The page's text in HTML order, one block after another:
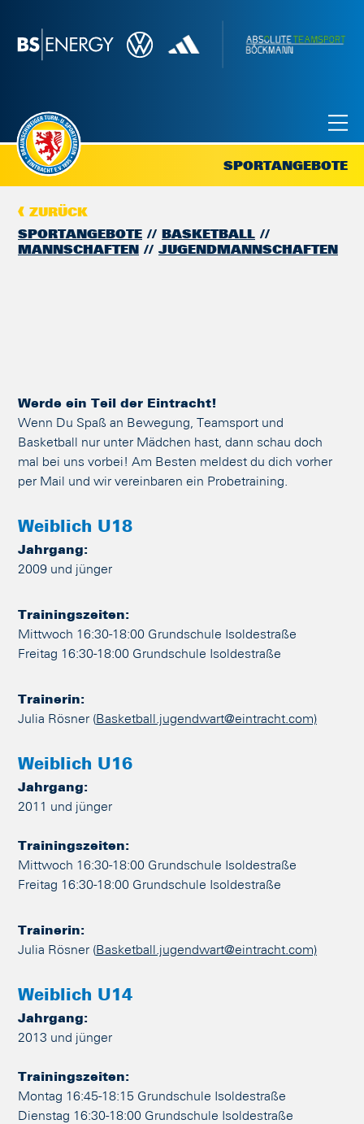
SPORTANGEBOTE
SPORTANGEBOTE
BASKETBALL
MANNSCHAFTEN
JUGENDMANNSCHAFTEN
ZURÜCK
Werde ein Teil der Eintracht!
Wenn Du Spaß an Bewegung, Teamsport und
Basketball nur unter Mädchen hast, dann schau doch
mal bei uns vorbei! Am Besten meldest du dich vorher
per Mail und wir vereinbaren ein Probetraining.
Weiblich U18
Jahrgang:
2009 und jünger
Trainingszeiten:
Mittwoch 16:30-18:00 Grundschule Isoldestraße
Freitag 16:30-18:00 Grundschule Isoldestraße
Trainerin:
Julia Rösner (Basketball.jugendwart@eintracht.com)
Weiblich U16
Jahrgang:
2011 und jünger
Trainingszeiten:
Mittwoch 16:30-18:00 Grundschule Isoldestraße
Freitag 16:30-18:00 Grundschule Isoldestraße
Trainerin:
Julia Rösner (Basketball.jugendwart@eintracht.com)
Weiblich U14
Jahrgang:
2013 und jünger
Trainingszeiten:
Montag 16:45-18:15 Grundschule Isoldestraße
Dienstag 16:30-18:00 Grundschule Isoldestraße